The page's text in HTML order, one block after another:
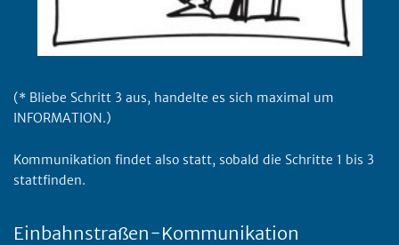
(* Bliebe Schritt 3 aus, handelte es sich maximal um
INFORMATION.)
Kommunikation findet also statt, sobald die Schritte 1 bis 3
stattfinden.
Einbahnstraßen-Kommunikation